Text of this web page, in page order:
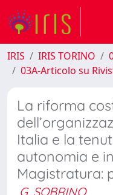
IRIS IRIS TORINO
03A-Articolo su
La riforma
Italia e la
autonomia e
Magistratura:
G. SOBRINO